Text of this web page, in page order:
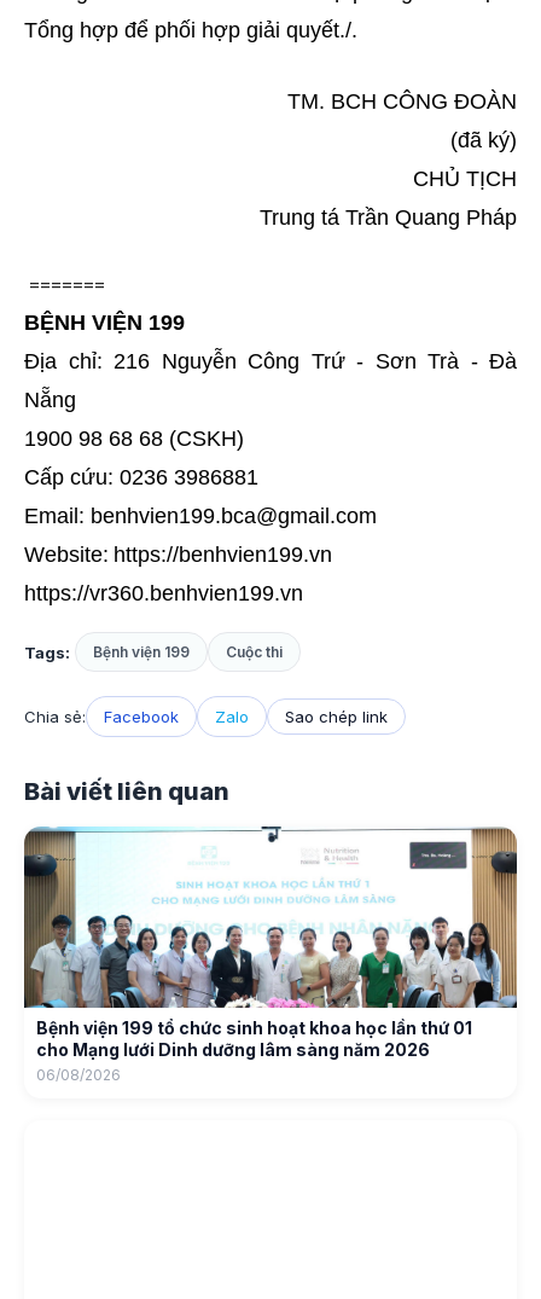
Tổng hợp để phối hợp giải quyết./.
TM. BCH CÔNG ĐOÀN
(đã ký)
CHỦ TỊCH
Trung tá Trần Quang Pháp
=======
BỆNH VIỆN 199
Địa chỉ: 216 Nguyễn Công Trứ - Sơn Trà - Đà
Nẵng
1900 98 68 68 (CSKH)
Cấp cứu: 0236 3986881
Email: benhvien199.bca@gmail.com
Website: https://benhvien199.vn
https://vr360.benhvien199.vn
Tags: Bệnh viện 199 Cuộc thi
Chia sẻ: Facebook Zalo Sao chép link
Bài viết liên quan
Bệnh viện 199 tổ chức sinh hoạt khoa học lần thứ 01
cho Mạng lưới Dinh dưỡng lâm sàng năm 2026
06/08/2026